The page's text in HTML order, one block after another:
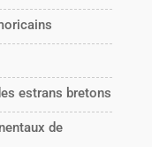
estrans bretons
de